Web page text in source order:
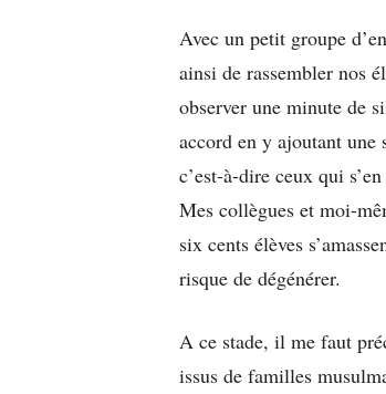
Avec un petit groupe
ainsi de rassembler nos
observer une minute de
accord en y ajoutant une
c’est-à-dire ceux qui
Mes collègues et moi-
six cents élèves
risque de dégénérer.
A ce stade, il me faut
issus de familles